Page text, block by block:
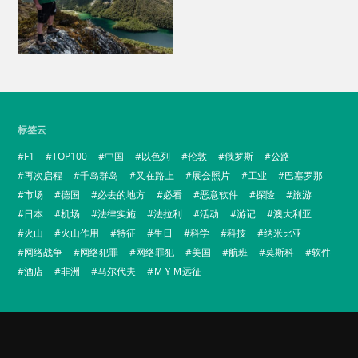
标签云
F1
TOP100 中国 以色列 伦敦 俄罗斯
公路
再次启程
千岛群岛 又在路上 展会照片 工业
巴塞罗那
市场
德国 必去的地方 必看 恶意软件 探险
旅游
日本
机场 法律实施 法拉利 活动 游记
澳大利亚
火山
火山作用 特征 生日 科学 科技
纳米比亚
网络战争
网络犯罪 网络罪犯 美国 航班 莫斯科
软件
酒店
非洲 马尔代夫 ＭＹＭ远征